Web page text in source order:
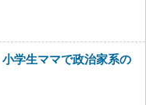
学生ママで政治家系の